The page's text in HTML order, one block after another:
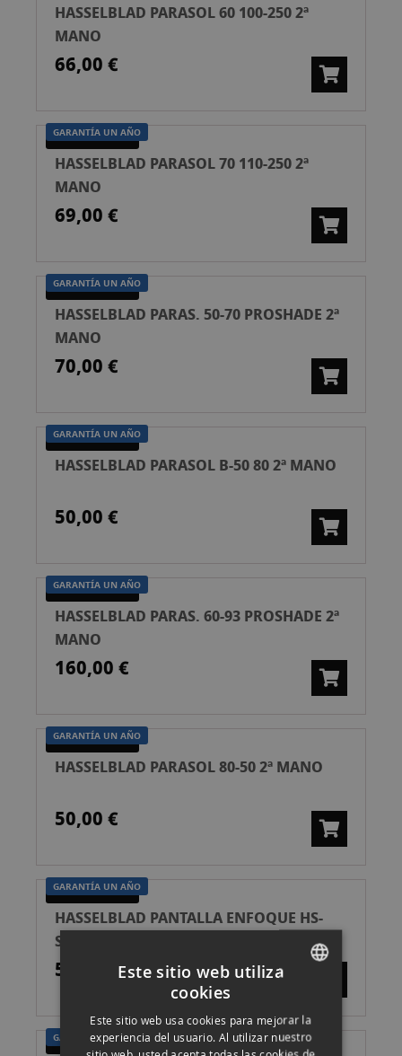
HASSELBLAD PARASOL 60 100-250 2ª
MANO
66,00 €
GARANTÍA UN AÑO
SEGUNDA MANO
HASSELBLAD PARASOL 70 110-250 2ª
MANO
69,00 €
GARANTÍA UN AÑO
SEGUNDA MANO
HASSELBLAD PARAS. 50-70 PROSHADE 2ª
MANO
70,00 €
GARANTÍA UN AÑO
SEGUNDA MANO
HASSELBLAD PARASOL B-50 80 2ª MANO
50,00 €
GARANTÍA UN AÑO
SEGUNDA MANO
HASSELBLAD PARAS. 60-93 PROSHADE 2ª
MANO
160,00 €
GARANTÍA UN AÑO
SEGUNDA MANO
HASSELBLAD PARASOL 80-50 2ª MANO
50,00 €
GARANTÍA UN AÑO
SEGUNDA MANO
HASSELBLAD PANTALLA ENFOQUE HS-
STANDARD 2ª MANO
55,00 €
GARANTÍA UN AÑO
SEGUNDA MANO
ENGLISH
Este sitio web utiliza
cookies
Este sitio web usa cookies para mejorar la
experiencia del usuario. Al utilizar nuestro